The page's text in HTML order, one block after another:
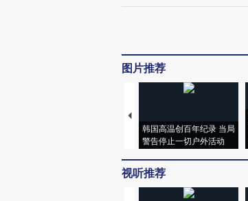
图片推荐
韩国高温创百年纪录 当局
警告停止一切户外活动
视听推荐